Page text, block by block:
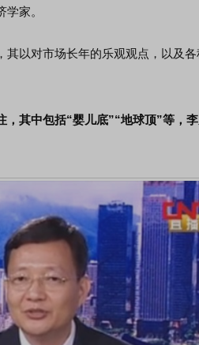
家。
对市场长年的乐观观点，以及各
，其中包括“婴儿底”“地球顶”等，